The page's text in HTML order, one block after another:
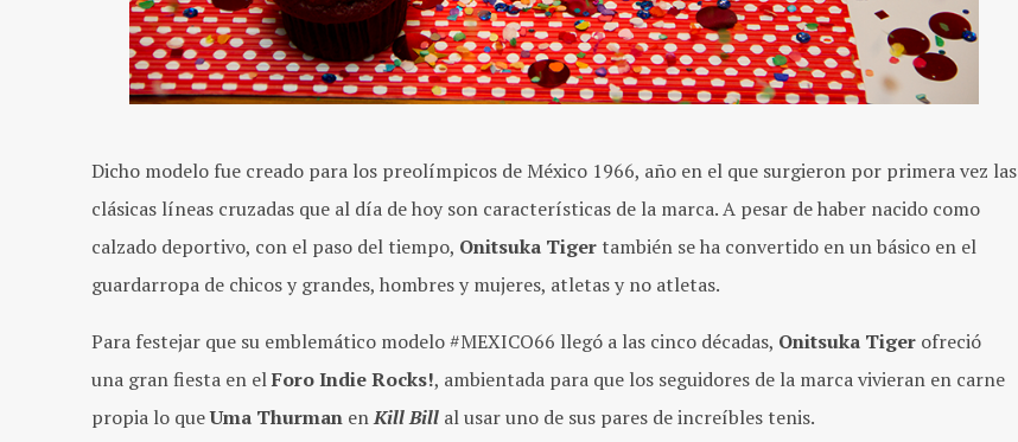
Dicho modelo fue creado para los preolímpicos de México 1966, año en el que surgieron por primera vez las
clásicas líneas cruzadas que al día de hoy son características de la marca. A pesar de haber nacido como
calzado deportivo, con el paso del tiempo, Onitsuka Tiger también se ha convertido en un básico en el
guardarropa de chicos y grandes, hombres y mujeres, atletas y no atletas.
Para festejar que su emblemático modelo #MEXICO66 llegó a las cinco décadas, Onitsuka Tiger ofreció
una gran fiesta en elForo Indie Rocks!, ambientada para que los seguidores de la marca vivieran en carne
propia lo queUma Thurman enKill Bill al usar uno de sus pares de increíbles tenis.